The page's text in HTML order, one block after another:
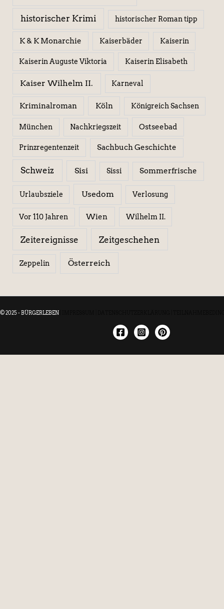
historischer Krimi historischer Roman tipp
K & K Monarchie Kaiserbäder Kaiserin
Kaiserin Auguste Viktoria Kaiserin Elisabeth
Kaiser Wilhelm II. Karneval
Kriminalroman Köln Königreich Sachsen
München Nachkriegszeit Ostseebad
Prinzregentenzeit Sachbuch Geschichte
Schweiz Sisi Sissi Sommerfrische
Urlaubsziele Usedom Verlosung
Vor 110 Jahren Wien Wilhelm II.
Zeitereignisse Zeitgeschehen
Zeppelin Österreich
© 2025 - BÜRGERLEBEN